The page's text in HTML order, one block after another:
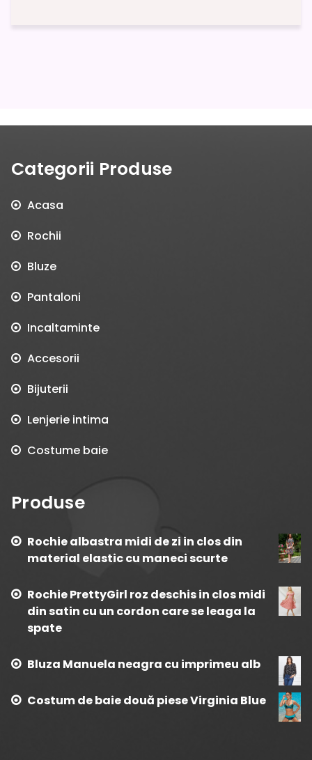
Categorii Produse
Acasa
Rochii
Bluze
Pantaloni
Incaltaminte
Accesorii
Bijuterii
Lenjerie intima
Costume baie
Produse
Rochie albastra midi de zi in clos din
material elastic cu maneci scurte
Rochie PrettyGirl roz deschis in clos midi
din satin cu un cordon care se leaga la
spate
Bluza Manuela neagra cu imprimeu alb
Costum de baie două piese Virginia Blue